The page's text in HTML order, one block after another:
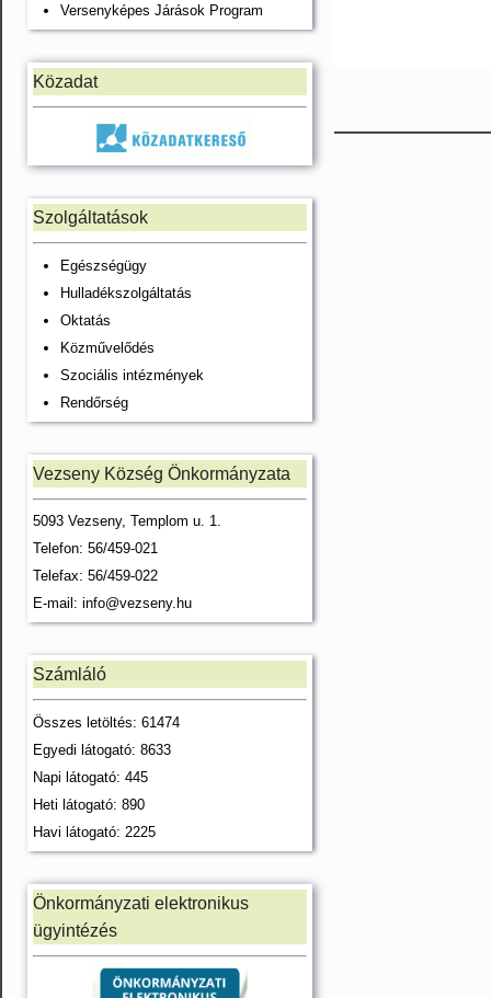
Versenyképes Járások Program
Közadat
Szolgáltatások
Egészségügy
Hulladékszolgáltatás
Oktatás
Közművelődés
Szociális intézmények
Rendőrség
Vezseny Község Önkormányzata
5093 Vezseny, Templom u. 1.
Telefon: 56/459-021
Telefax: 56/459-022
E-mail: info@vezseny.hu
Számláló
Összes letöltés: 61474
Egyedi látogató: 8633
Napi látogató: 445
Heti látogató: 890
Havi látogató: 2225
Önkormányzati elektronikus
ügyintézés